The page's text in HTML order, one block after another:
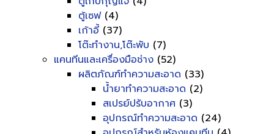
ตู้เซฟ(4)
เก้าอี้ (37)
โต๊ะทำงาน,โต๊ะพับ (7)
แคนทีนและเครื่องมือช่าง (52)
ผลิตภัณฑ์ทำความสะอาด (33)
น้ำยาทำความสะอาด (2)
สเปรย์ปรับอากาศ (3)
อุปกรณ์ทำความสะอาด (24)